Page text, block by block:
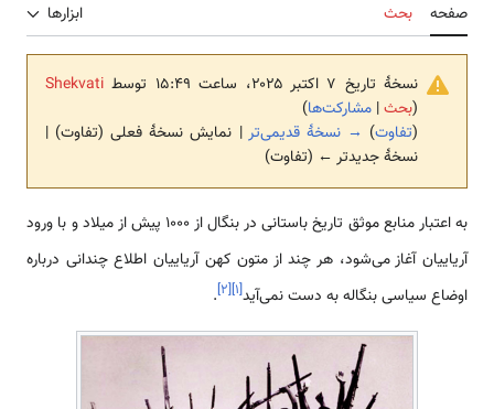
صفحه بحث ابزارها
نسخهٔ تاریخ ‏۷ اکتبر ۲۰۲۵، ساعت ۱۵:۴۹ توسط
Shekvati
(بحث| مشارکت‌ها)
(تفاوت) → نسخهٔ قدیمی‌تر | نمایش نسخهٔ فعلی (تفاوت) |
نسخهٔ جدیدتر ← (تفاوت)
به اعتبار منابع موثق تاریخ باستانی در بنگال از 1000 پیش از میلاد و با ورود
آریاییان آغاز می‌شود، هر چند از متون کهن آریاییان اطلاع چندانی درباره
اوضاع سیاسی بنگاله به دست نمی‌آید[۱]
[۲]
.